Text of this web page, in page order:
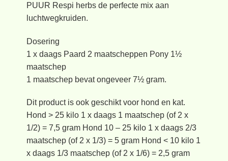
PUUR Respi herbs de perfecte mix aan
luchtwegkruiden.
Dosering
1 x daags Paard 2 maatscheppen Pony 1½
maatschep
1 maatschep bevat ongeveer 7½ gram.
Dit product is ook geschikt voor hond en kat.
Hond > 25 kilo 1 x daags 1 maatschep (of 2 x
1/2) = 7,5 gram Hond 10 – 25 kilo 1 x daags 2/3
maatschep (of 2 x 1/3) = 5 gram Hond < 10 kilo 1
x daags 1/3 maatschep (of 2 x 1/6) = 2,5 gram